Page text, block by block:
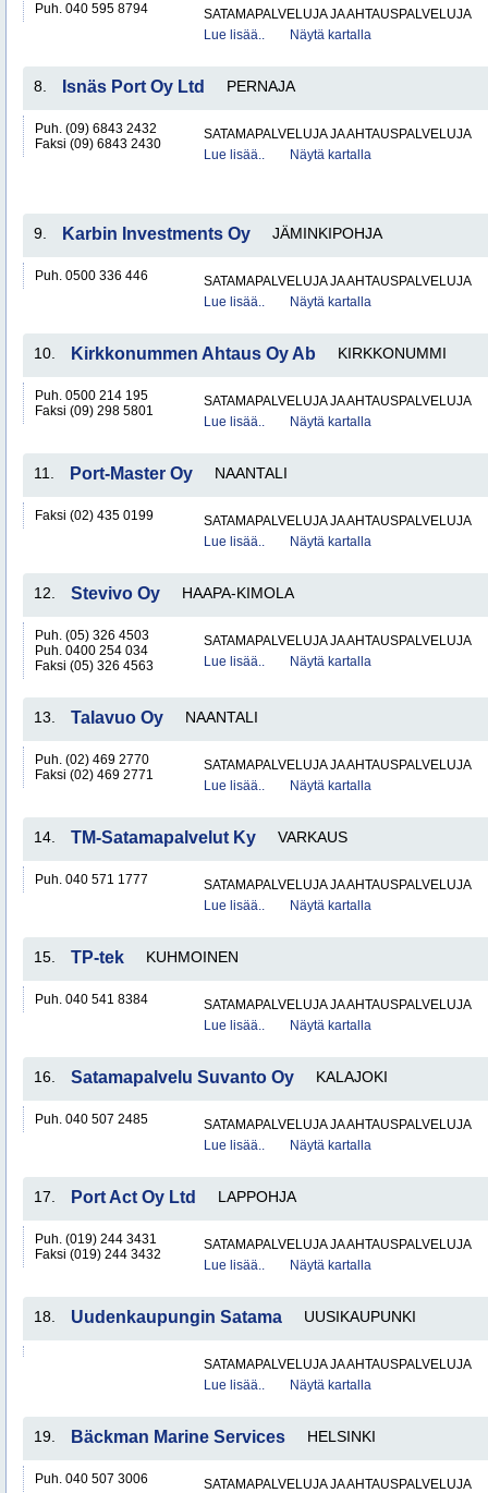
Puh. 040 595 8794
SATAMAPALVELUJA JA AHTAUSPALVELUJA
Lue lisää..
Näytä kartalla
8. Isnäs Port Oy Ltd PERNAJA
Puh. (09) 6843 2432
Faksi (09) 6843 2430
SATAMAPALVELUJA JA AHTAUSPALVELUJA
Lue lisää..
Näytä kartalla
9. Karbin Investments Oy JÄMINKIPOHJA
Puh. 0500 336 446
SATAMAPALVELUJA JA AHTAUSPALVELUJA
Lue lisää..
Näytä kartalla
10. Kirkkonummen Ahtaus Oy Ab KIRKKONUMMI
Puh. 0500 214 195
Faksi (09) 298 5801
SATAMAPALVELUJA JA AHTAUSPALVELUJA
Lue lisää..
Näytä kartalla
11. Port-Master Oy NAANTALI
Faksi (02) 435 0199
SATAMAPALVELUJA JA AHTAUSPALVELUJA
Lue lisää..
Näytä kartalla
12. Stevivo Oy HAAPA-KIMOLA
Puh. (05) 326 4503
Puh. 0400 254 034
Faksi (05) 326 4563
SATAMAPALVELUJA JA AHTAUSPALVELUJA
Lue lisää..
Näytä kartalla
13. Talavuo Oy NAANTALI
Puh. (02) 469 2770
Faksi (02) 469 2771
SATAMAPALVELUJA JA AHTAUSPALVELUJA
Lue lisää..
Näytä kartalla
14. TM-Satamapalvelut Ky VARKAUS
Puh. 040 571 1777
SATAMAPALVELUJA JA AHTAUSPALVELUJA
Lue lisää..
Näytä kartalla
15. TP-tek KUHMOINEN
Puh. 040 541 8384
SATAMAPALVELUJA JA AHTAUSPALVELUJA
Lue lisää..
Näytä kartalla
16. Satamapalvelu Suvanto Oy KALAJOKI
Puh. 040 507 2485
SATAMAPALVELUJA JA AHTAUSPALVELUJA
Lue lisää..
Näytä kartalla
17. Port Act Oy Ltd LAPPOHJA
Puh. (019) 244 3431
Faksi (019) 244 3432
SATAMAPALVELUJA JA AHTAUSPALVELUJA
Lue lisää..
Näytä kartalla
18. Uudenkaupungin Satama UUSIKAUPUNKI
SATAMAPALVELUJA JA AHTAUSPALVELUJA
Lue lisää..
Näytä kartalla
19. Bäckman Marine Services HELSINKI
Puh. 040 507 3006
SATAMAPALVELUJA JA AHTAUSPALVELUJA